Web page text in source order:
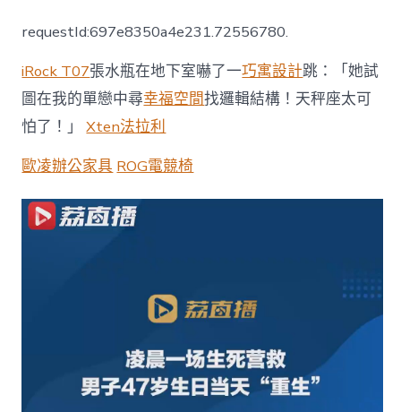
男
人
誕
辰
當
天
室
獲
更
生〉
中
requestId:697e8350a4e231.72556780.
iRock T07張水瓶在地下室嚇了一巧寓設計跳：「她試
圖在我的單戀中尋幸福空間找邏輯結構！天秤座太可
怕了！」Xten法拉利
歐凌辦公家具 ROG電競椅